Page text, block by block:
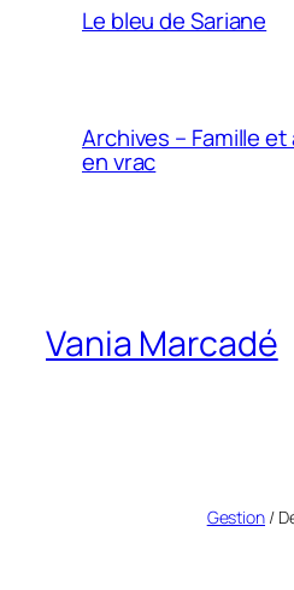
Le bleu de Sariane
Archives – Famille et
en vrac
Vania Marcadé
Gestion/